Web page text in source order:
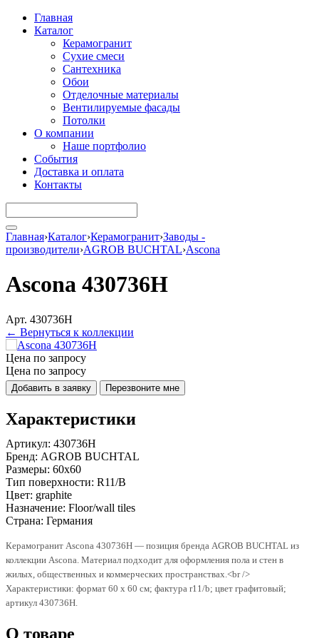
Главная
Каталог
Керамогранит
Сухие смеси
Сантехника
Обои
Отделочные материалы
Вентилируемые фасады
Потолки
О компании
Наше портфолио
События
Доставка и оплата
Контакты
Главная›Каталог›Керамогранит›Заводы -
производители›AGROB BUCHTAL›Ascona
Ascona 430736H
Арт. 430736H
← Вернуться к коллекции
Цена по запросу
Цена по запросу
Добавить в заявку Перезвоните мне
Характеристики
Артикул: 430736H
Бренд: AGROB BUCHTAL
Размеры: 60x60
Тип поверхности: R11/B
Цвет: graphite
Назначение: Floor/wall tiles
Страна: Германия
Керамогранит Ascona 430736H — позиция бренда AGROB BUCHTAL из
коллекции Ascona. Материал подходит для оформления пола и стен в
жилых, общественных и коммерческих пространствах.<br />
Характеристики: формат 60 x 60 см; фактура r11/b; цвет графитовый;
артикул 430736H.
О товаре